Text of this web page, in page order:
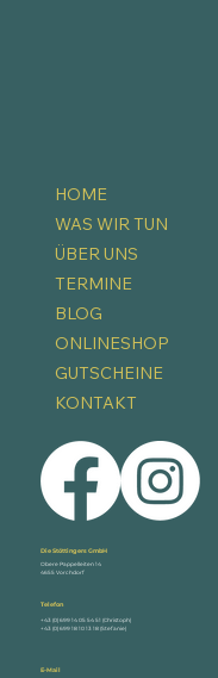
HOME
WAS WIR TUN
ÜBER UNS
TERMINE
BLOG
ONLINESHOP
GUTSCHEINE
KONTAKT
Die Stöttingers GmbH
Obere Pappelleiten 14
4655 Vorchdorf
Telefon
+43 (0) 699 14 05 54 51 (Christoph)
+43 (0) 699 18 10 13 18 (Stefanie)
E-Mail